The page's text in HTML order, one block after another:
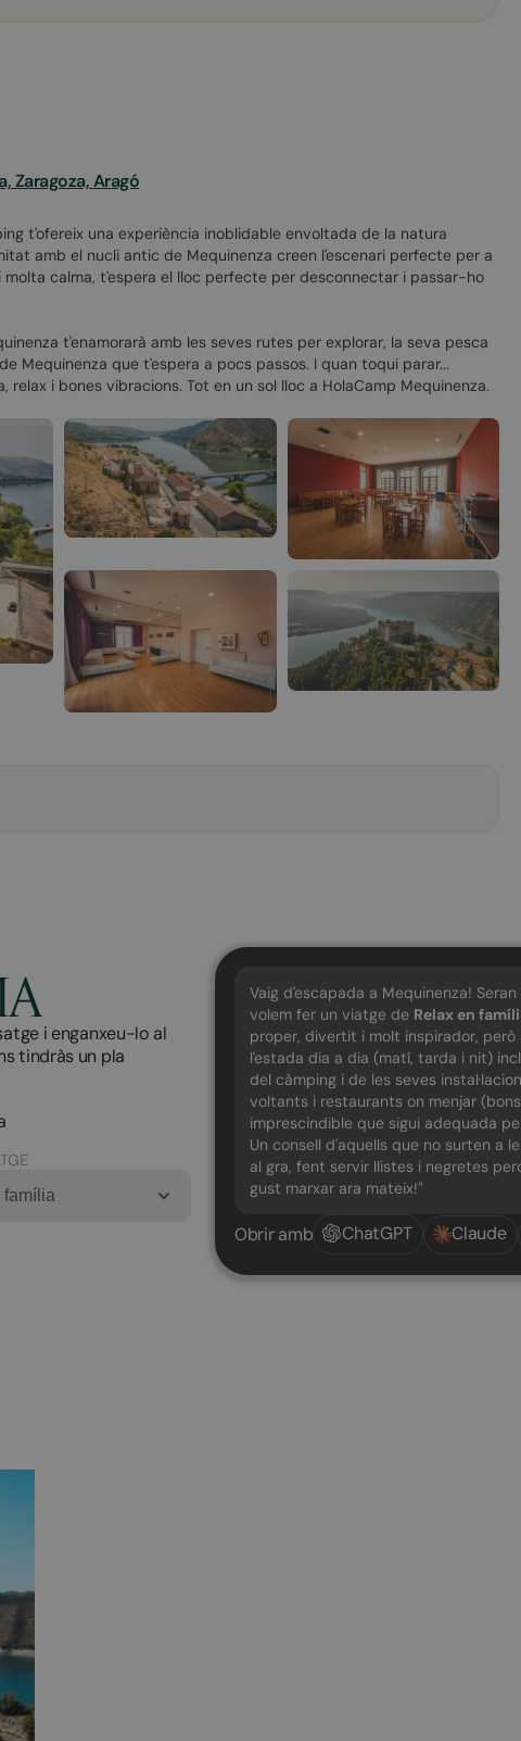
Zaragoza, Aragó
t'ofereix una experiència inoblidable envoltada de la natura
amb el nucli antic de Mequinenza creen l'escenari perfecte per a
molta calma, t'espera el lloc perfecte per desconnectar i passar-ho
t'enamorarà amb les seves rutes per explorar, la seva pesca
Mequinenza que t'espera a pocs passos. I quan toqui parar...
i bones vibracions. Tot en un sol lloc a HolaCamp Mequinenza.
i enganxeu-lo al
tindràs un pla
família
Vaig d'escapada a Mequinenza! Seran
volem fer un viatge de Relax en
proper, divertit i molt inspirador,
l'estada dia a dia (matí, tarda i nit)
del càmping i de les seves
voltants i restaurants on menjar
imprescindible que sigui adequada
Un consell d'aquells que no surten a
al gra, fent servir llistes i negretes
gust marxar ara mateix!"
Obrir amb ChatGPT Claude